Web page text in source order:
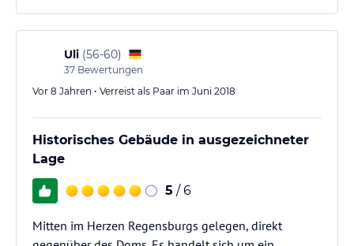
Uli (56-60)
37 Bewertungen
Vor 8 Jahren • Verreist als Paar im Juni 2018
Historisches Gebäude in ausgezeichneter
Lage
5 / 6
Mitten im Herzen Regensburgs gelegen, direkt